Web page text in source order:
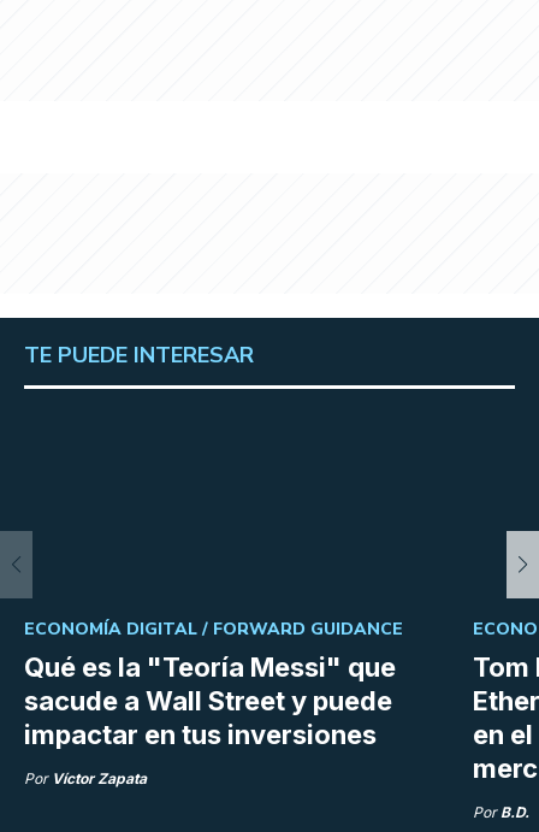
TE PUEDE INTERESAR
Qué es la "Teoría Messi" que
sacude a Wall Street y puede
impactar en tus inversiones
ECONOMÍA DIGITAL / FORWARD GUIDANCE
Por Víctor Zapata
Tom
en
Por B.D.